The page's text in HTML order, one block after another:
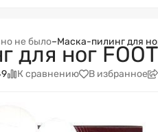
не было–Маска-пилинг для
ног
К сравнению В избранное